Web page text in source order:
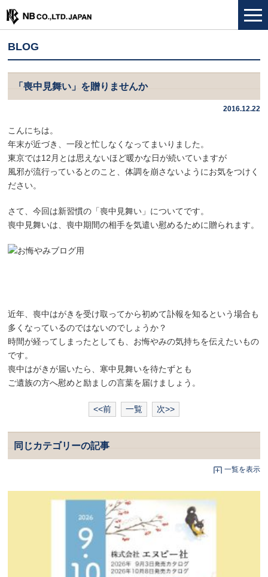
BLOG
「喪中見舞い」を贈りませんか
2016.12.22
こんにちは。
年末が近づき、一段と忙しなくなってまいりました。
東京では12月とは思えないほど暖かな日が続いていますが
風邪が流行っているとのこと、体調を崩さないようにお気をつけく
ださい。
さて、今回は新習慣の「喪中見舞い」についてです。
喪中見舞いは、喪中期間の相手を気遣い慰めるために贈られます。
近年、喪中はがきを受け取ってから初めて訃報を知るという場合も
多くなっているのではないのでしょうか？
時間が経ってしまったとしても、お悔やみの気持ちを伝えたいもの
です。
喪中はがきが届いたら、寒中見舞いを待たずとも
ご遺族の方へ慰めと励ましの言葉を届けましょう。
<<前 一覧 次>>
同じカテゴリーの記事
一覧を表示